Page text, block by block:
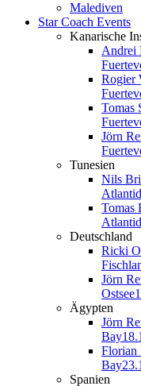
Malediven
Star Coach Events
Kanarische
Andrei
Rogier
Tomas
Jörn
Tunesien
Nils
Tomas
Deutschland
Ricki
Jörn
Ostsee
Ägypten
Jörn
Bay
Florian
Bay
Spanien